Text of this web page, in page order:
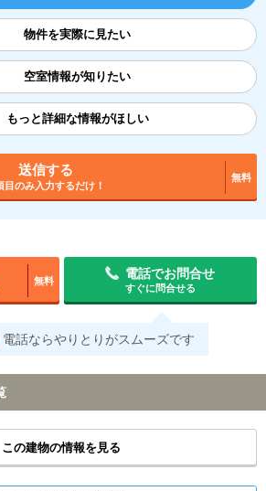
物件を実際に見たい
空室情報が知りたい
もっと詳細な情報がほしい
送信する
目のみ入力するだけ！
無料
無料
電話でお問合せ
すぐに問合せる
電話ならやりとりがスムーズです
この建物の情報を見る